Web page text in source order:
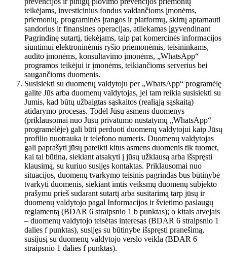
teikėjams, investicinius fondus valdančioms įmonėms,
priemonių, programinės įrangos ir platformų, skirtų aptarnauti
sandorius ir finansines operacijas, atliekamas įgyvendinant
Pagrindinę sutartį, tiekėjams, taip pat komercinės informacijos
siuntimui elektroninėmis ryšio priemonėmis, teisininkams,
audito įmonėms, konsultavimo įmonėms, „WhatsApp“
programos teikėjui ir įmonėms, teikiančioms serverius bei
saugančioms duomenis.
Susisiekti su duomenų valdytoju per „WhatsApp“ programėlę
galite Jūs arba duomenų valdytojas, jei tam reikia susisiekti su
Jumis, kad būtų užbaigtas sąskaitos (realiąją sąskaitą)
atidarymo procesas. Todėl Jūsų asmens duomenys
(priklausomai nuo Jūsų privatumo nustatymų „WhatsApp“
programėlėje) gali būti perduoti duomenų valdytojui kaip Jūsų
profilio nuotrauka ir telefono numeris. Duomenų valdytojas
gali paprašyti jūsų pateikti kitus asmens duomenis tik tuomet,
kai tai būtina, siekiant atsakyti į jūsų užklausą arba išspręsti
klausimą, su kuriuo susijęs kontaktas. Priklausomai nuo
situacijos, duomenų tvarkymo teisinis pagrindas bus būtinybė
tvarkyti duomenis, siekiant imtis veiksmų duomenų subjekto
prašymu prieš sudarant sutartį arba susitarimą tarp jūsų ir
duomenų valdytojo pagal Informacijos ir švietimo paslaugų
reglamentą (BDAR 6 straipsnio 1 b punktas); o kitais atvejais
– duomenų valdytojo teisėtas interesas (BDAR 6 straipsnio 1
dalies f punktas), susijęs su būtinybe išspręsti pranešimą,
susijusį su duomenų valdytojo verslo veikla (BDAR 6
straipsnio 1 dalies f punktas).